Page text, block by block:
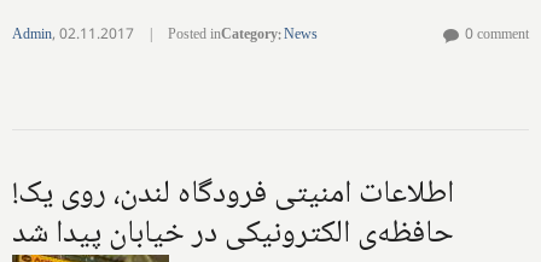
Admin,02.11.2017 | Posted inCategory:News 0 comment
!اطلاعات امنیتی فرودگاه لندن، روی یک
حافظه‌ی الکترونیکی در خیابان پیدا شد